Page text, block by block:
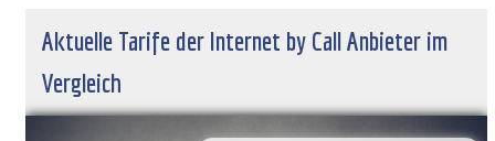
Aktuelle Tarife der Internet by Call Anbieter im
Vergleich